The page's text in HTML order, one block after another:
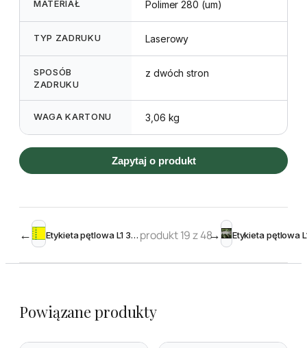
MATERIAŁ Polimer 280 (um)
TYP ZADRUKU Laserowy
SPOSÓB
ZADRUKU
z dwóch stron
WAGA KARTONU 3,06 kg
Zapytaj o produkt
← Etykieta pętlowa L1 38 x 250 mm (1250szt.) produkt 19 z 48→
Powiązane produkty